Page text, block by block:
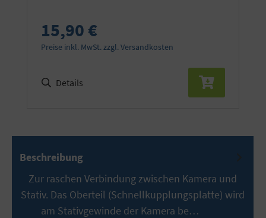
15,90 €
Preise inkl. MwSt. zzgl. Versandkosten
Details
Beschreibung
Zur raschen Verbindung zwischen Kamera und
Stativ. Das Oberteil (Schnellkupplungsplatte) wird
am Stativgewinde der Kamera be…